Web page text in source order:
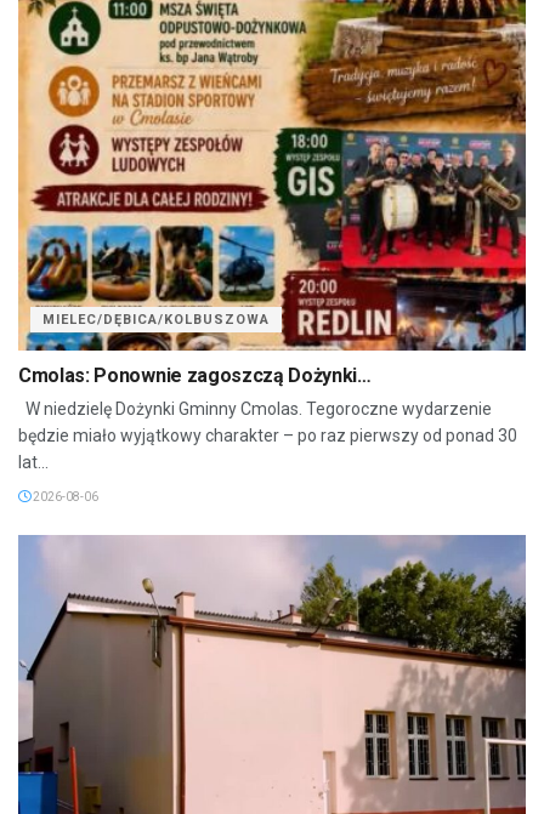
MIELEC/DĘBICA/KOLBUSZOWA
Cmolas: Ponownie zagoszczą Dożynki…
W niedzielę Dożynki Gminny Cmolas. Tegoroczne wydarzenie
będzie miało wyjątkowy charakter – po raz pierwszy od ponad 30
lat...
2026-08-06